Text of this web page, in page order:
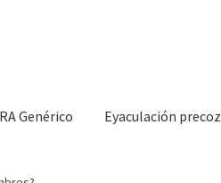
Genérico Eyaculación precoz
Super amoureux